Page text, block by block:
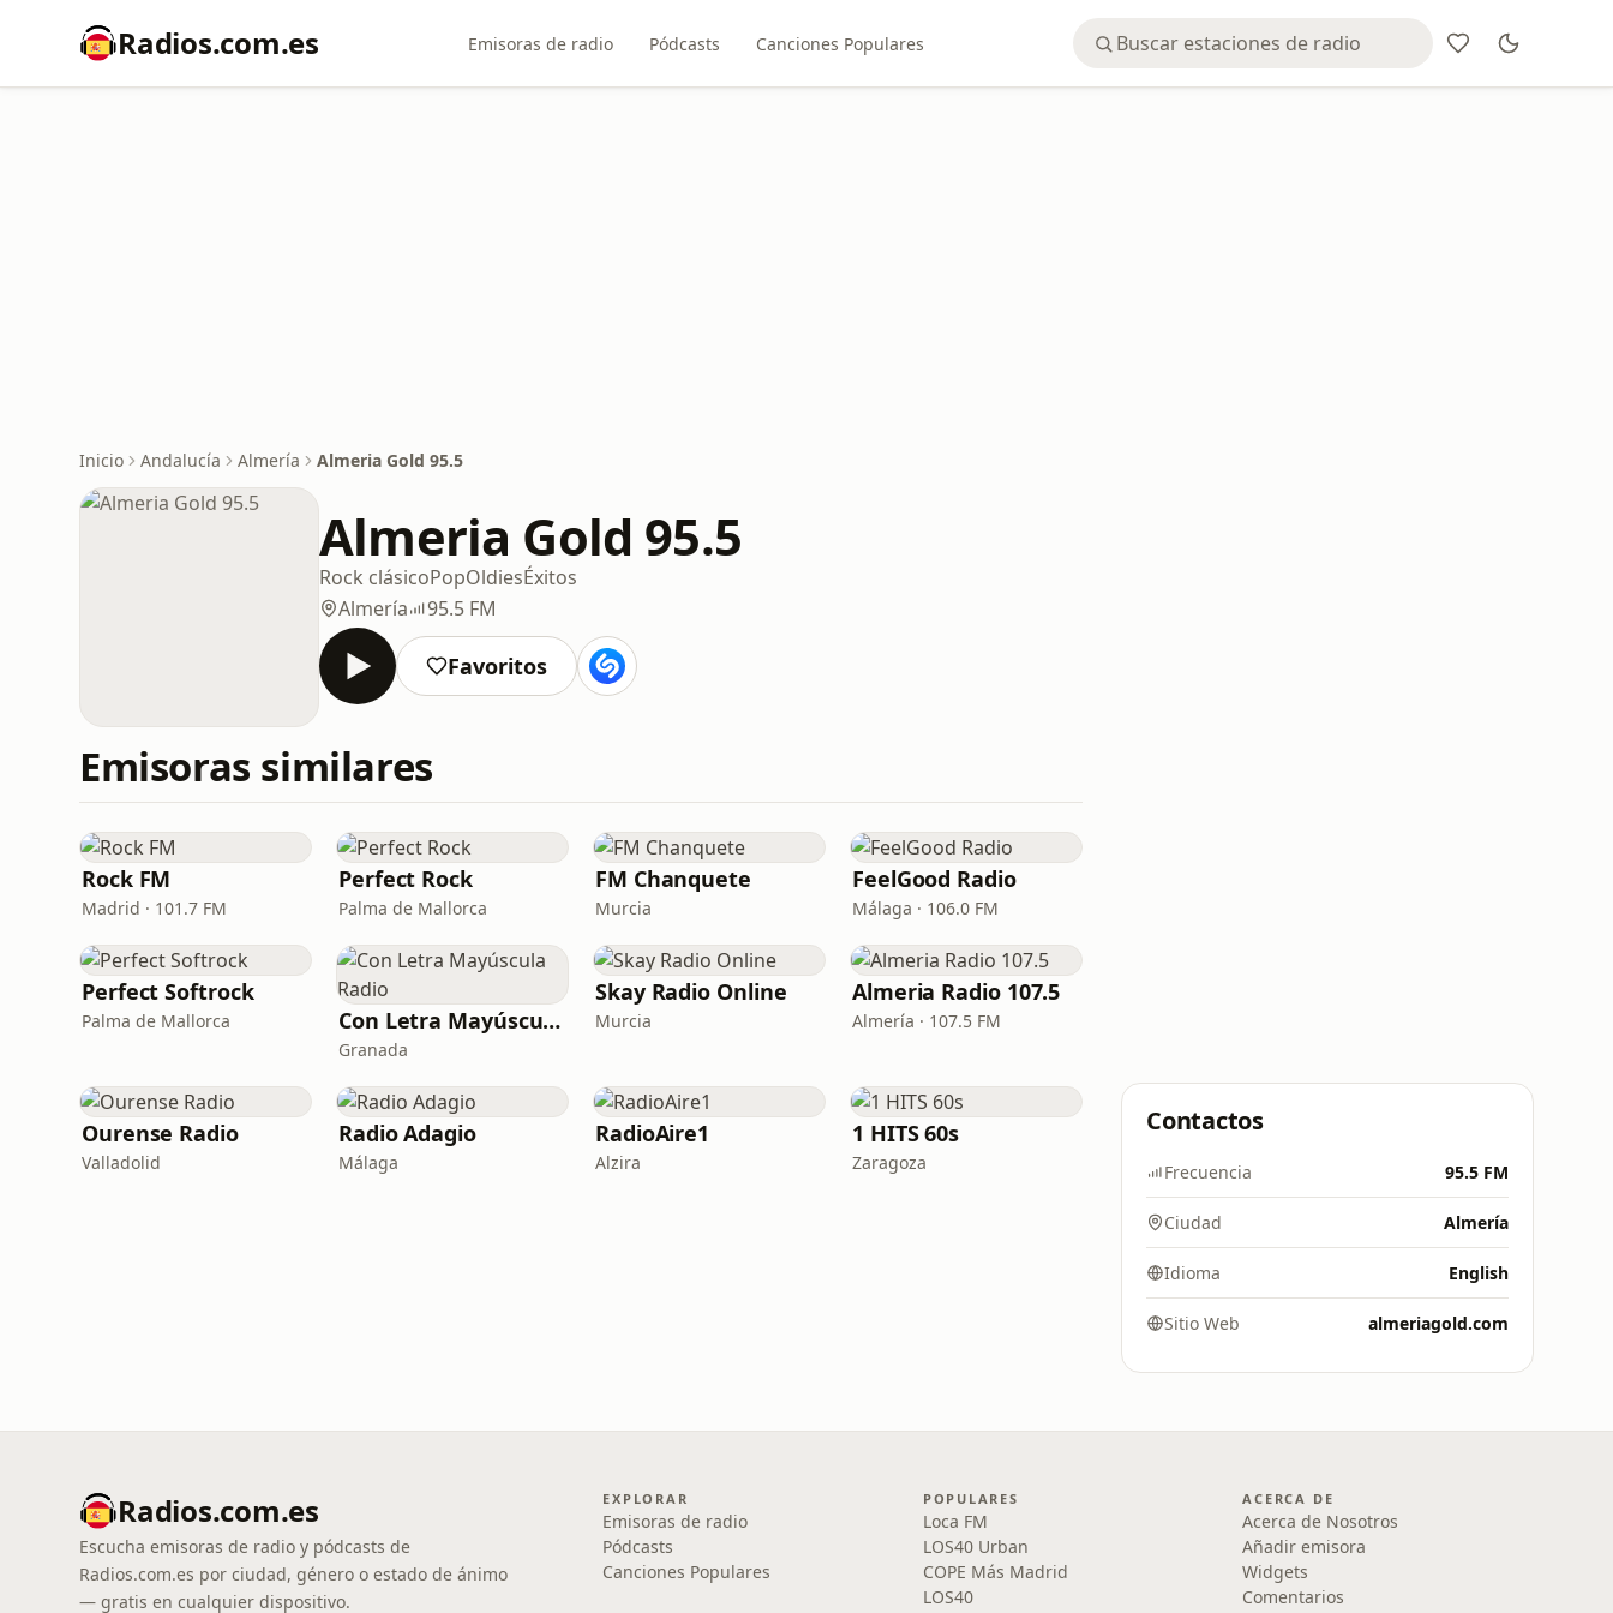
Radios.com.es Emisoras de radio Pódcasts Canciones Populares
Inicio Andalucía Almería Almeria Gold 95.5
Almeria Gold 95.5
Rock clásicoPopOldiesÉxitos
Almería
95.5 FM
Favoritos
Emisoras similares
Rock FM
Madrid · 101.7 FM
Perfect Rock
Palma de Mallorca
FM Chanquete
Murcia
FeelGood Radio
Málaga · 106.0 FM
Perfect Softrock
Palma de Mallorca Con Letra Mayúscula Radio
Granada
Skay Radio Online
Murcia
Almeria Radio 107.5
Almería · 107.5 FM
Ourense Radio
Valladolid
Radio Adagio
Málaga
RadioAire1
Alzira
1 HITS 60s
Zaragoza
Contactos
Frecuencia 95.5 FM
Ciudad Almería
Idioma English
Sitio Web almeriagold.com
Radios.com.es
Escucha emisoras de radio y pódcasts de
Radios.com.es por ciudad, género o estado de ánimo
— gratis en cualquier dispositivo.
EXPLORAR
Emisoras de radio
Pódcasts
Canciones Populares
POPULARES
Loca FM
LOS40 Urban
COPE Más Madrid
LOS40
ACERCA DE
Acerca de Nosotros
Añadir emisora
Widgets
Comentarios